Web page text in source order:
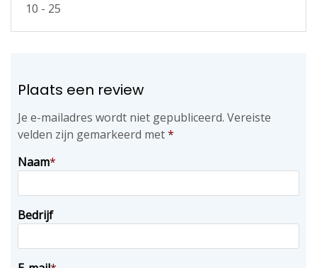
10 - 25
Plaats een review
Je e-mailadres wordt niet gepubliceerd. Vereiste
velden zijn gemarkeerd met*
Naam*
Bedrijf